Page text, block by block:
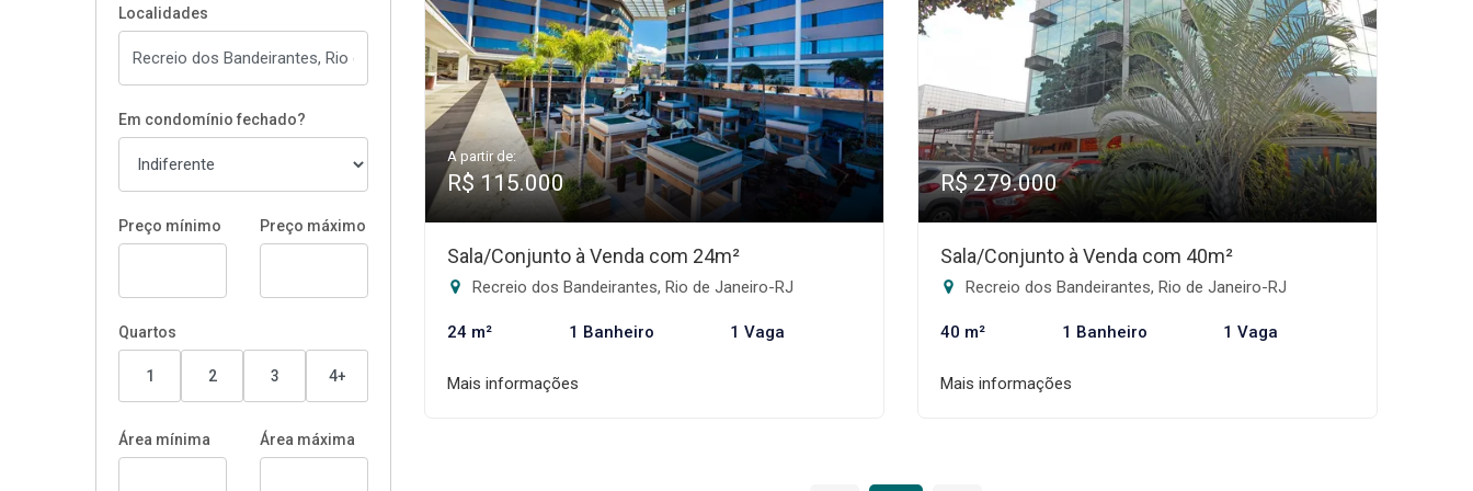
Localidades
Em condomínio fechado?
Preço mínimo Preço máximo
Quartos
1 2 3 4+
Área mínima Área máxima
A partir de:
R$ 115.000
Sala/Conjunto à Venda com 24m²
Recreio dos Bandeirantes, Rio de Janeiro-RJ
24 m² 1 Banheiro 1 Vaga
Mais informações
R$ 279.000
Sala/Conjunto à Venda com 40m²
Recreio dos Bandeirantes, Rio de Janeiro-RJ
40 m² 1 Banheiro 1 Vaga
Mais informações